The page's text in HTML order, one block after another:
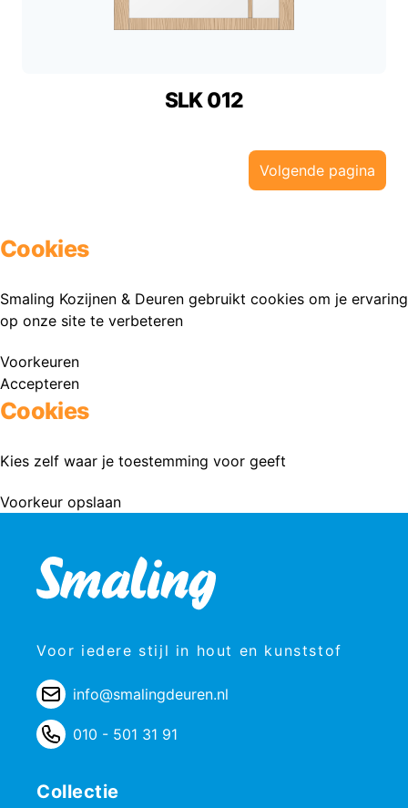
SLK 012
Volgende pagina
Cookies
Smaling Kozijnen & Deuren gebruikt cookies om je ervaring
op onze site te verbeteren
Voorkeuren
Accepteren
Cookies
Kies zelf waar je toestemming voor geeft
Voorkeur opslaan
Voor iedere stijl in hout en kunststof
info@smalingdeuren.nl
010 - 501 31 91
Collectie